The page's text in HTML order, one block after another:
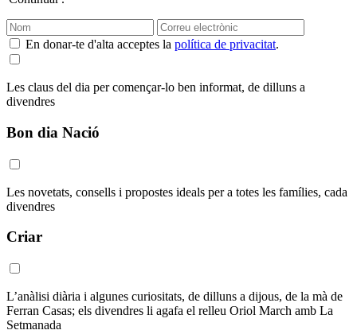
En donar-te d'alta acceptes la política de privacitat.
Les claus del dia per començar-lo ben informat, de dilluns a
divendres
Bon dia Nació
Les novetats, consells i propostes ideals per a totes les famílies, cada
divendres
Criar
L’anàlisi diària i algunes curiositats, de dilluns a dijous, de la mà de
Ferran Casas; els divendres li agafa el relleu Oriol March amb La
Setmanada